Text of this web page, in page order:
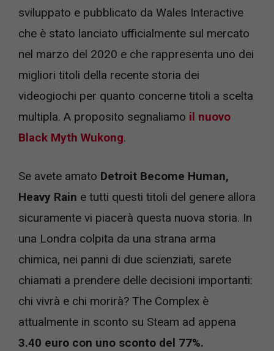
sviluppato e pubblicato da Wales Interactive
che è stato lanciato ufficialmente sul mercato
nel marzo del 2020 e che rappresenta uno dei
migliori titoli della recente storia dei
videogiochi per quanto concerne titoli a scelta
multipla. A proposito segnaliamo il nuovo
Black Myth Wukong.
Se avete amato Detroit Become Human,
Heavy Rain e tutti questi titoli del genere allora
sicuramente vi piacerà questa nuova storia. In
una Londra colpita da una strana arma
chimica, nei panni di due scienziati, sarete
chiamati a prendere delle decisioni importanti:
chi vivrà e chi morirà? The Complex è
attualmente in sconto su Steam ad appena
3.40 euro con uno sconto del 77%.